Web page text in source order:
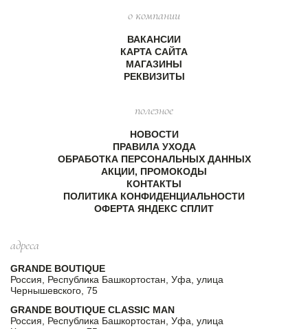
о компании
ВАКАНСИИ
КАРТА САЙТА
МАГАЗИНЫ
РЕКВИЗИТЫ
полезное
НОВОСТИ
ПРАВИЛА УХОДА
ОБРАБОТКА ПЕРСОНАЛЬНЫХ ДАННЫХ
АКЦИИ, ПРОМОКОДЫ
КОНТАКТЫ
ПОЛИТИКА КОНФИДЕНЦИАЛЬНОСТИ
ОФЕРТА ЯНДЕКС СПЛИТ
адреса
GRANDE BOUTIQUE
Россия, Республика Башкортостан, Уфа, улица
Чернышевского, 75
GRANDE BOUTIQUE CLASSIC MAN
Россия, Республика Башкортостан, Уфа, улица